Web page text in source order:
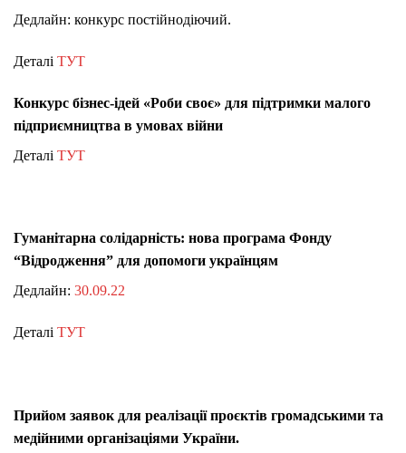
Дедлайн: конкурс постійнодіючий.
Деталі ТУТ
Конкурс бізнес-ідей «Роби своє» для підтримки малого
підприємництва в умовах війни
Деталі ТУТ
Гуманітарна солідарність: нова програма Фонду
“Відродження” для допомоги українцям
Дедлайн: 30.09.22
Деталі ТУТ
Прийом заявок для реалізації проєктів громадськими та
медійними організаціями України.